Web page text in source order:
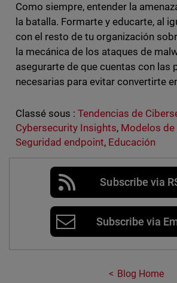
Como siempre, entender la
la batalla. Formarte y educarte, al
con el resto de tu organización
la mecánica de los ataques de
asegurarte de que cuentas con las
necesarias para evitar convertirte
Classé sous : Tendencias de
Cybersecurity Insights, Modelos de
Seguridad endpoint, Educación
Subscribe via
Subscribe via
Blog Home